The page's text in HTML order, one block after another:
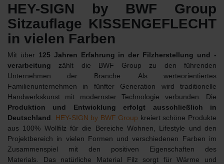
HEY-SIGN by BWF Group
Sitzauflage KISSENGEFLECHT
in vielen Farben
Mit über 125 Jahren Erfahrung in der Filzherstellung und -
verarbeitung zählt die BWF Group zu den führenden
Unternehmen der Branche. Als werteorientiertes
Familienunternehmen in fünfter Generation wird traditionelle
Handwerkskunst mit modernster Technologie verbunden. Die
Produktion und Entwicklung erfolgt ausschließlich in
Deutschland
HEY-SIGN by BWF Group kreiert schöne Produkte
aus 100% Wollfilz für die Bereiche Wohnen, Lifestyle und den
Projektbereich in vielen Formen und verschiedenen Farben im
Zusammenspiel mit den positiven Eigenschaften des
Materials. Das natürliche Material Filz sorgt für Wärme und